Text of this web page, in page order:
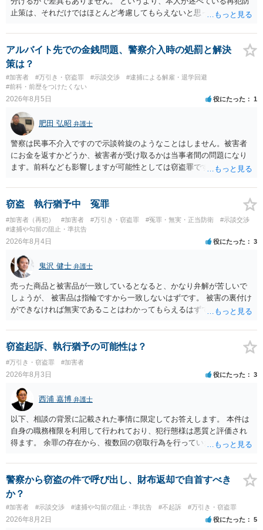
止策は、それだけではほとんど考慮してもらえないと思った方が良い
やカウンセリング・治療の内容 ・利用している再犯防止策（例えば保
護観察所と連携した職業支援の内容や具体的な就労・監督状況） ・監
督者の証言 など、証拠で担保された客観性と実現可能性があるもので
なければあまり意味がありません。 もともと執行猶予が狙える事案で
あれば本人の反省の言葉だけで十分であり、実刑となるか微妙な事案
では、本人が再発防止策をいくら述べてもほとんど効果は望めないと
アルバイト先での金銭問題、警察介入時の処罰と解決
策は？
#加害者 #万引き・窃盗罪 #示談交渉
#逮捕による解雇・退学回避
#前科・前歴をつけたくない
2026年8月5日 役にたった 1
肥田 弘昭 弁護士
警察は民事不介入ですので示談斡旋のようなことはしません。被害者
にお金を返すかどうか、被害者が受け取るかは当事者間の問題になり
ます。前科なども影響しますが可能性としては窃盗罪ですので、逮捕
窃盗 執行猶予中 冤罪
#加害者（再犯） #加害者 #万引き・窃盗罪 #冤罪・無実・正当防衛
#示談交渉
#逮捕や勾留の阻止・準抗告
2026年8月4日 役にたった 3
鬼沢 健士 弁護士
売った商品と被害品が一致しているとなると、かなり弁解が苦しいで
しょうが、 被害品は指輪ですから一致しないはずです。 被害の裏付け
ができなければ無実であることはわかってもらえるはずです。
窃盗起訴、執行猶予の可能性は？
#万引き・窃盗罪 #加害者
2026年8月3日 役にたった 3
西浦 嘉博 弁護士
以下、相談の背景に記載された事情に限定してお答えします。 本件は
自身の職務権限を利用して行われており、犯行態様は悪質と評価され
得ます。 余罪の存在から、複数回の窃取行為を行っていたことも悪質
ると思われます。 他方、余罪を含めた全額を弁済していることは、被
害者の経済的損害の回復として有利に斟酌されます。 また、前科前歴
を有しないことも、規範意識が鈍磨しきっているとまでは言えず、有
利な点です。 その他、家族の監督等の情状証拠を適切に提出すること
で、私見ですが、執行猶予判決を視野に入れることが可能な事案と思
われます。 上記、一つの意見として参考ください。
警察から窃盗の件で呼び出し、財布返却で自首すべき
か？
#加害者 #示談交渉 #逮捕や勾留の阻止・準抗告 #不起訴 #万引き・窃盗罪
2026年8月2日 役にたった 5